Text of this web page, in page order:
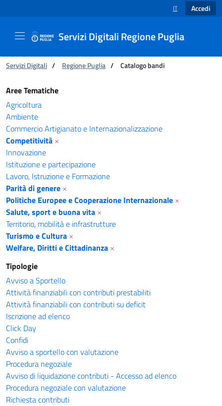
SELEZIONE
IT Accedi
Servizi Digitali Regione Puglia
Ti trovi in:
Servizi Digitali / Regione Puglia / Catalogo bandi
Catalogo bandi - Servizi Digitali Regione
Aree Tematiche
Agricoltura
Ambiente
Commercio Artigianato e Internazionalizzazione
Competitività ×
Innovazione
Istituzione e partecipazione
Lavoro, Istruzione e Formazione
Parità di genere ×
Politiche Europee e Cooperazione Internazionale ×
Salute, sport e buona vita ×
Territorio, mobilità e infrastrutture
Turismo e Cultura ×
Welfare, Diritti e Cittadinanza ×
Tipologie
Avviso a Sportello
Attività finanziabili con contributi prestabiliti
Attività finanziabili con contributi su deficit
Iscrizione ad elenco
Click Day
Confidi
Avviso a sportello con valutazione
Procedura negoziale
Avviso di liquidazione contributi - Accesso ad elenco
Procedura negoziale con valutazione
Richiesta contributi